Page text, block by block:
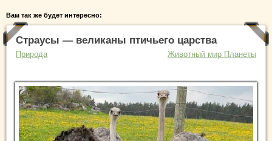
Вам так же будет интересно:
Страусы — великаны птичьего царства
Природа Животный мир Планеты